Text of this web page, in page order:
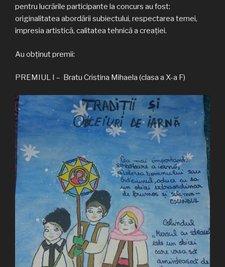
pentru lucrările participante la concurs au fost:
originalitatea abordării subiectului, respectarea temei,
impresia artistică, calitatea tehnică a creației.
Au obținut premii:
PREMIUL I – Bratu Cristina Mihaela (clasa a X-a F)